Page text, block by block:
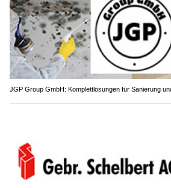
JGP Group GmbH: Komplettlösungen für Sanierung